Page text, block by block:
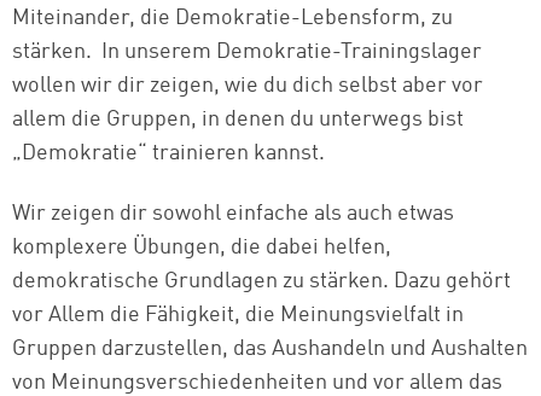
Miteinander, die Demokratie-Lebensform, zu
stärken. In unserem Demokratie-Trainingslager
wollen wir dir zeigen, wie du dich selbst aber vor
allem die Gruppen, in denen du unterwegs bist
„Demokratie“ trainieren kannst.
Wir zeigen dir sowohl einfache als auch etwas
komplexere Übungen, die dabei helfen,
demokratische Grundlagen zu stärken. Dazu gehört
vor Allem die Fähigkeit, die Meinungsvielfalt in
Gruppen darzustellen, das Aushandeln und Aushalten
von Meinungsverschiedenheiten und vor allem das